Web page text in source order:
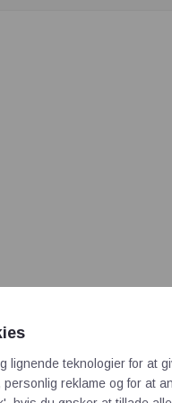
Termostater
til aktuatorer,
bygninger.
lignende teknologier for at
reklame og for at